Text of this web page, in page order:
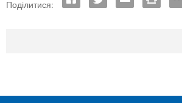
Поділитися: